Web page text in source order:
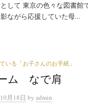
して 東京の色々な図書館
ながら応援していた母...
いる「お子さんのお手紙」
ム なで肩
月18日 by admin